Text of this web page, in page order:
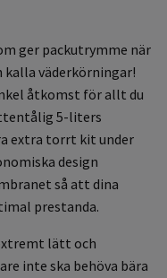
ger packutrymme när
kalla väderkörningar!
åtkomst för allt du
5-liters
extra torrt kit under
design
så att dina
prestanda.
lätt och
inte ska behöva bära